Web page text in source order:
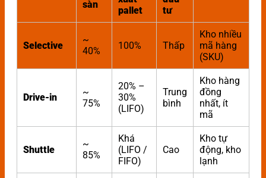
sàn
pallet
tư
Selective
~
40%
100% Thấp
Kho nhiều
mã hàng
(SKU)
Drive-in
~
75%
20% –
30%
(LIFO)
Trung
bình
Kho hàng
đồng
nhất, ít
mã
Shuttle
~
85%
Khá
(LIFO /
FIFO)
Cao
Kho tự
động, kho
lạnh